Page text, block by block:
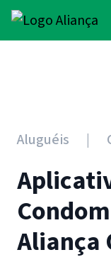
Aluguéis
Aliança